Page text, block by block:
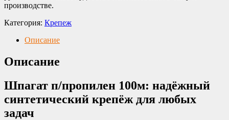
производстве.
Категория: Крепеж
Описание
Описание
Шпагат п/пропилен 100м: надёжный
синтетический крепёж для любых
задач